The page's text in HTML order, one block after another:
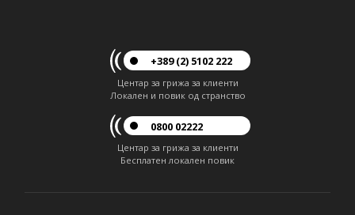
+389 (2) 5102 222
Центар за грижа за клиенти
Локален и повик од странство
0800 02222
Центар за грижа за клиенти
Бесплатен локален повик